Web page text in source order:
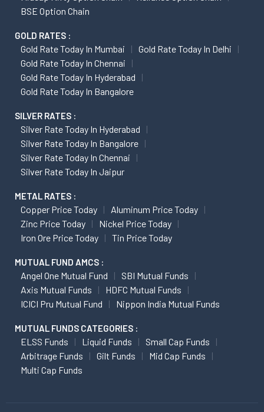
BSE Option Chain
GOLD RATES :
Gold Rate Today In Mumbai
Gold Rate Today In Delhi
Gold Rate Today In Chennai
Gold Rate Today In Hyderabad
Gold Rate Today In Bangalore
SILVER RATES :
Silver Rate Today In Hyderabad
Silver Rate Today In Bangalore
Silver Rate Today In Chennai
Silver Rate Today In Jaipur
METAL RATES :
Copper Price Today
Aluminum Price Today
Zinc Price Today
Nickel Price Today
Iron Ore Price Today
Tin Price Today
MUTUAL FUND AMCS :
Angel One Mutual Fund
SBI Mutual Funds
Axis Mutual Funds
HDFC Mutual Funds
ICICI Pru Mutual Fund
Nippon India Mutual Funds
MUTUAL FUNDS CATEGORIES :
ELSS Funds Liquid Funds
Small Cap Funds
Arbitrage Funds
Gilt Funds
Mid Cap Funds
Multi Cap Funds